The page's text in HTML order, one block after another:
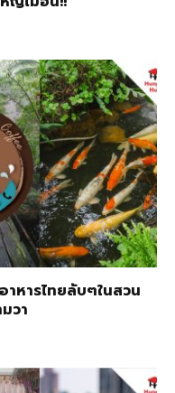
หารไทยลับๆในสวน
วา